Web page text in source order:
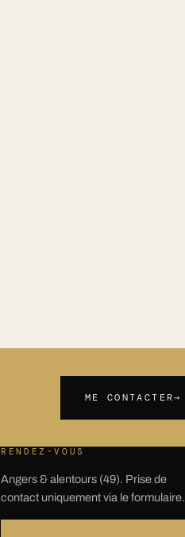
ME CONTACTER→
RENDEZ-VOUS
Angers & alentours (49). Prise de
contact uniquement via le formulaire.